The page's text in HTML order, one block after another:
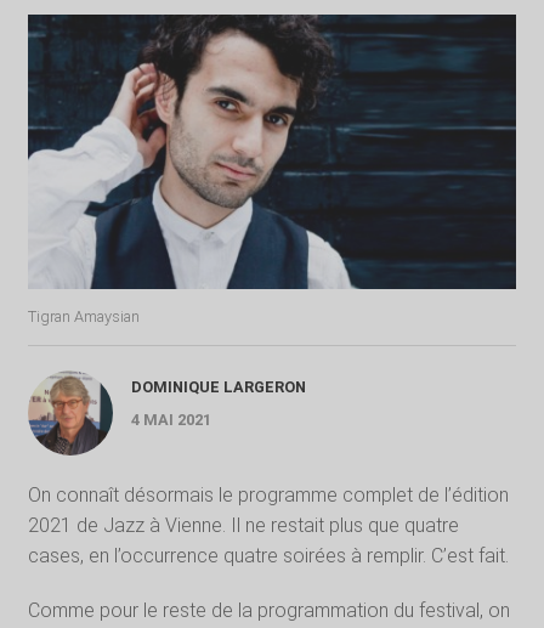
Tigran Amaysian
DOMINIQUE LARGERON
4 MAI 2021
On connaît désormais le programme complet de l’édition
2021 de Jazz à Vienne. Il ne restait plus que quatre
cases, en l’occurrence quatre soirées à remplir. C’est fait.
Comme pour le reste de la programmation du festival, on